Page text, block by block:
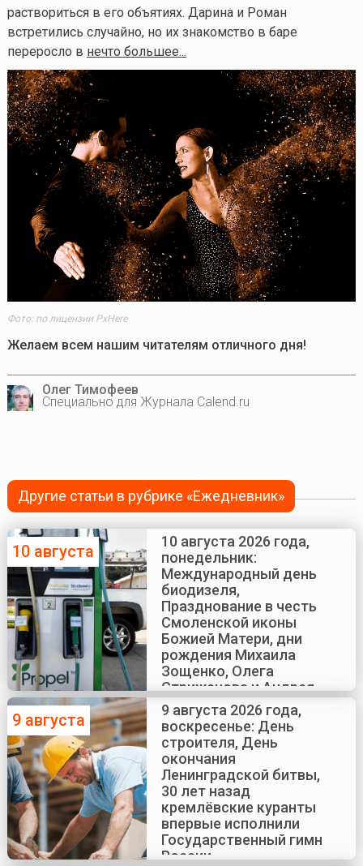
раствориться в его объятиях. Дарина и Роман
встретились случайно, но их знакомство в баре
переросло в нечто большее...
Фото: по лицензии PxHere
Желаем всем нашим читателям отличного дня!
Олег Тимофеев
Специально для Журнала Calend.ru
Другие статьи в рубрике «Ежедневник»
10 августа
10 августа 2026 года,
понедельник:
Международный день
биодизеля,
Празднование в честь
Смоленской иконы
Божией Матери, дни
рождения Михаила
Зощенко, Олега
Стриженова и Андрея
Краско
9 августа
9 августа 2026 года,
воскресенье: День
строителя, День
окончания
Ленинградской битвы,
30 лет назад
кремлёвские куранты
впервые исполнили
Государственный гимн
России